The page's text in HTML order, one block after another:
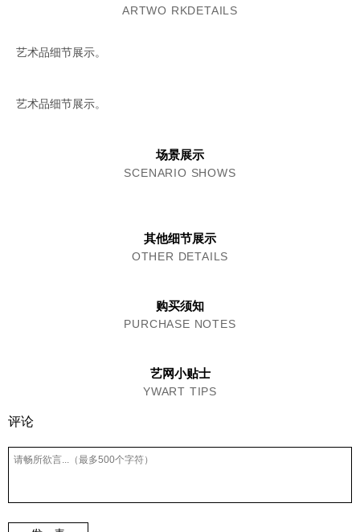
ARTWO RKDETAILS
艺术品细节展示。
艺术品细节展示。
场景展示
SCENARIO SHOWS
其他细节展示
OTHER DETAILS
购买须知
PURCHASE NOTES
艺网小贴士
YWART TIPS
评论